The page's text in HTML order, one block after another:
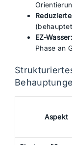
EZ-Wasser:
Phase an
Aspekt